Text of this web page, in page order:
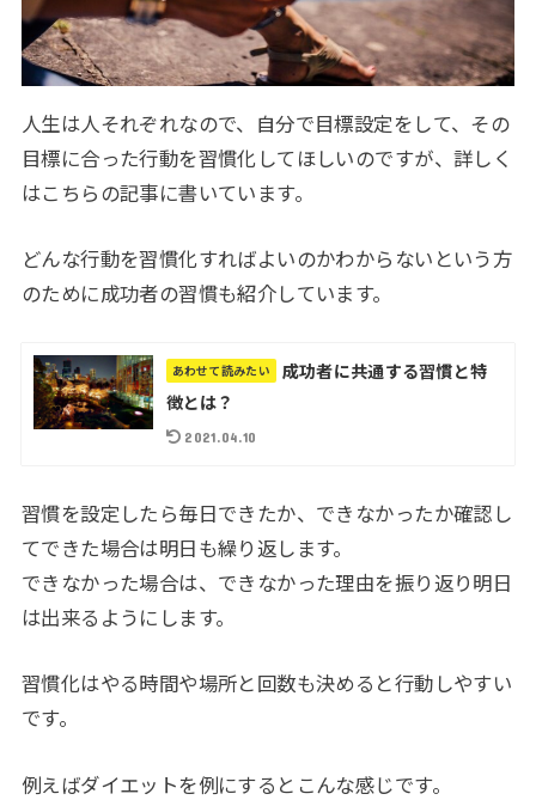
人生は人それぞれなので、自分で目標設定をして、その
目標に合った行動を習慣化してほしいのですが、詳しく
はこちらの記事に書いています。
どんな行動を習慣化すればよいのかわからないという方
のために成功者の習慣も紹介しています。
あわせて読みたい
成功者に共通する習慣と特
徴とは？
2021.04.10
習慣を設定したら毎日できたか、できなかったか確認し
てできた場合は明日も繰り返します。
できなかった場合は、できなかった理由を振り返り明日
は出来るようにします。
習慣化はやる時間や場所と回数も決めると行動しやすい
です。
例えばダイエットを例にするとこんな感じです。